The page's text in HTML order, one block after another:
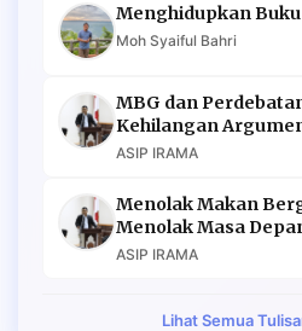
Menghidupkan Buku
Moh Syaiful Bahri
MBG dan
Kehilangan
ASIP IRAMA
Menolak Makan
Menolak Masa
ASIP IRAMA
Lihat Semua